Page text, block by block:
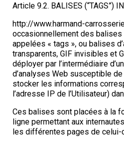
Article 9.2. BALISES (“TAGS”)
http://www.harmand-
occasionnellement des
appelées « tags », ou balises
transparents, GIF invisibles et
déployer par l’intermédiaire
d’analyses Web susceptible
stocker les informations
l’adresse IP de l’Utilisateur)
Ces balises sont placées à la
ligne permettant aux
les différentes pages de celui-